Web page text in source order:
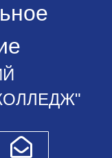
Написать обращение